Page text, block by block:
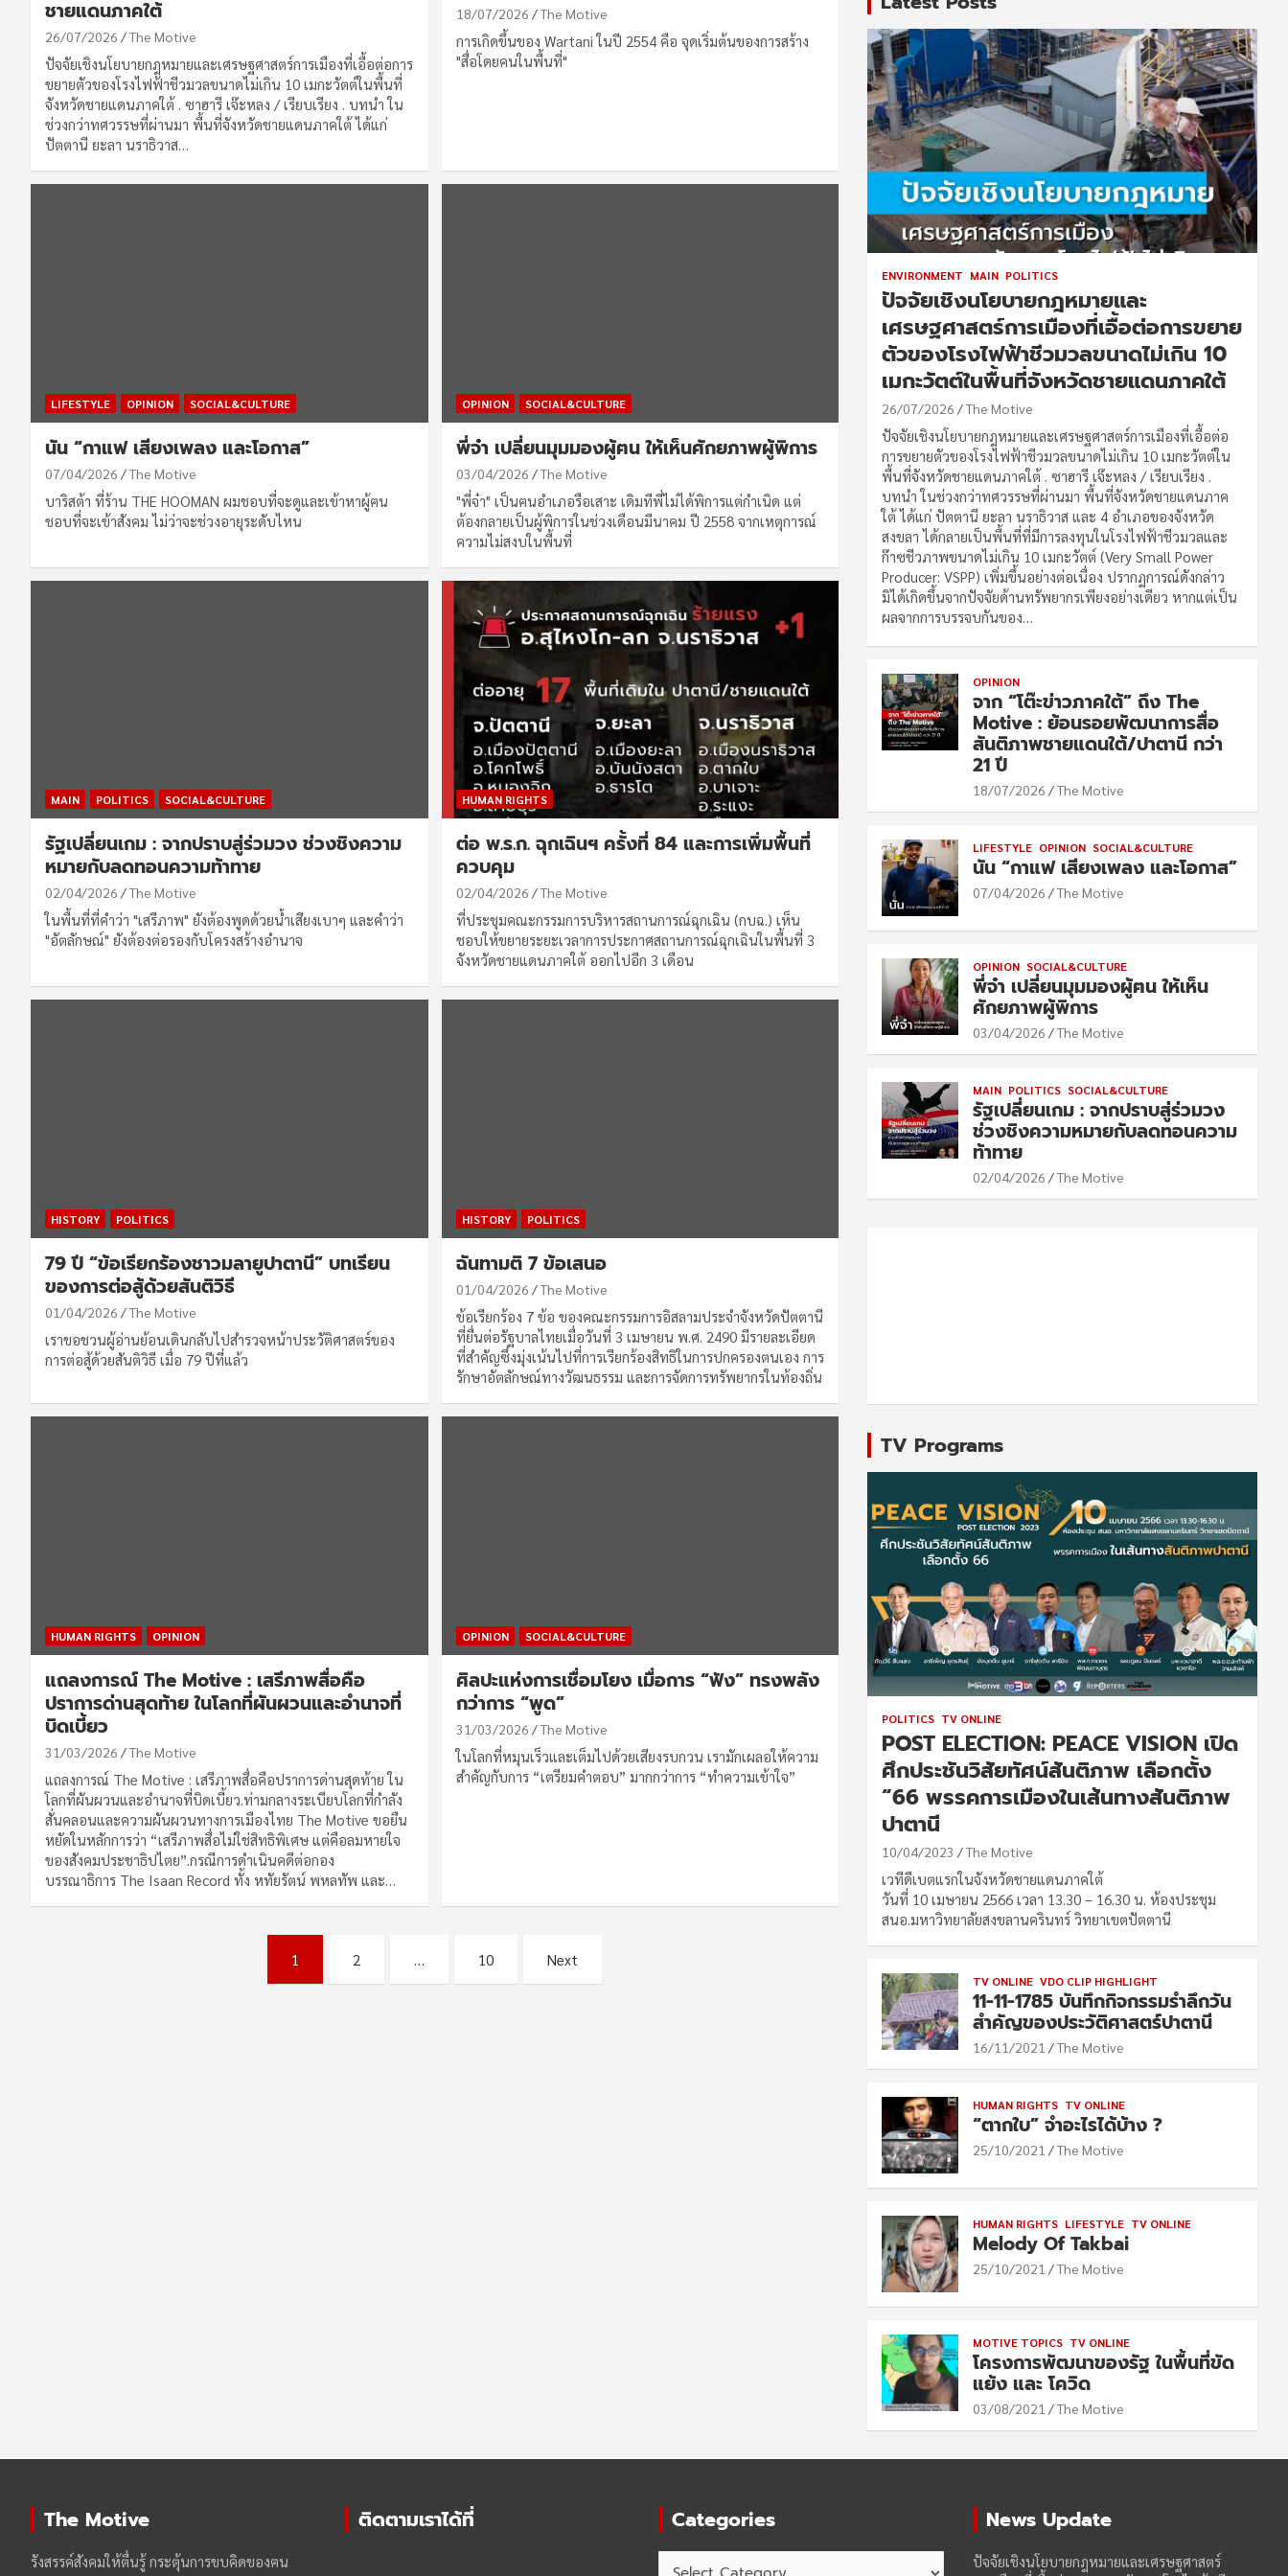
ชายแดนภาคใต้
26/07/2026 The Motive
ปัจจัยเชิงนโยบายกฎหมายและเศรษฐศาสตร์การเมืองที่เอื้อต่อการ
ขยายตัวของโรงไฟฟ้าชีวมวลขนาดไม่เกิน 10 เมกะวัตต์ในพื้นที่
จังหวัดชายแดนภาคใต้ . ซาฮารี เจ๊ะหลง / เรียบเรียง . บทนำ ใน
ช่วงกว่าทศวรรษที่ผ่านมา พื้นที่จังหวัดชายแดนภาคใต้ ได้แก่
ปัตตานี ยะลา นราธิวาส…
18/07/2026 The Motive
การเกิดขึ้นของ Wartani ในปี 2554 คือ จุดเริ่มต้นของการสร้าง
"สื่อโดยคนในพื้นที่"
LIFESTYLE OPINION SOCIAL&CULTURE
นัน “กาแฟ เสียงเพลง และโอกาส”
07/04/2026 The Motive
บาริสต้า ที่ร้าน THE HOOMAN ผมชอบที่จะดูและเข้าหาผู้ฅน
ชอบที่จะเข้าสังคม ไม่ว่าจะช่วงอายุระดับไหน
OPINION SOCIAL&CULTURE
พี่จ๋า เปลี่ยนมุมมองผู้ฅน ให้เห็นศักยภาพผู้พิการ
03/04/2026 The Motive
"พี่จ๋า" เป็นฅนอำเภอรือเสาะ เดิมทีพี่ไม่ได้พิการแต่กำเนิด แต่
ต้องกลายเป็นผู้พิการในช่วงเดือนมีนาคม ปี 2558 จากเหตุการณ์
ความไม่สงบในพื้นที่
MAIN POLITICS SOCIAL&CULTURE
รัฐเปลี่ยนเกม : จากปราบสู่ร่วมวง ช่วงชิงความ
หมายกับลดทอนความท้าทาย
02/04/2026 The Motive
ในพื้นที่ที่คำว่า "เสรีภาพ" ยังต้องพูดด้วยน้ำเสียงเบาๆ และคำว่า
"อัตลักษณ์" ยังต้องต่อรองกับโครงสร้างอำนาจ
HUMAN RIGHTS
ต่อ พ.ร.ก. ฉุกเฉินฯ ครั้งที่ 84 และการเพิ่มพื้นที่
ควบคุม
02/04/2026 The Motive
ที่ประชุมคณะกรรมการบริหารสถานการณ์ฉุกเฉิน (กบฉ.) เห็น
ชอบให้ขยายระยะเวลาการประกาศสถานการณ์ฉุกเฉินในพื้นที่ 3
จังหวัดชายแดนภาคใต้ ออกไปอีก 3 เดือน
HISTORY POLITICS
79 ปี “ข้อเรียกร้องชาวมลายูปาตานี” บทเรียน
ของการต่อสู้ด้วยสันติวิธี
01/04/2026 The Motive
เราขอชวนผู้อ่านย้อนเดินกลับไปสำรวจหน้าประวัติศาสตร์ของ
การต่อสู้ด้วยสันติวิธี เมื่อ 79 ปีที่แล้ว
HISTORY POLITICS
ฉันทามติ 7 ข้อเสนอ
01/04/2026 The Motive
ข้อเรียกร้อง 7 ข้อ ของคณะกรรมการอิสลามประจำจังหวัดปัตตานี
ที่ยื่นต่อรัฐบาลไทยเมื่อวันที่ 3 เมษายน พ.ศ. 2490 มีรายละเอียด
ที่สำคัญซึ่งมุ่งเน้นไปที่การเรียกร้องสิทธิในการปกครองตนเอง การ
รักษาอัตลักษณ์ทางวัฒนธรรม และการจัดการทรัพยากรในท้องถิ่น
HUMAN RIGHTS OPINION
แถลงการณ์ The Motive : เสรีภาพสื่อคือ
ปราการด่านสุดท้าย ในโลกที่ผันผวนและอำนาจที่
บิดเบี้ยว
31/03/2026 The Motive
แถลงการณ์ The Motive : เสรีภาพสื่อคือปราการด่านสุดท้าย ใน
โลกที่ผันผวนและอำนาจที่บิดเบี้ยว.ท่ามกลางระเบียบโลกที่กำลัง
สั่นคลอนและความผันผวนทางการเมืองไทย The Motive ขอยืน
หยัดในหลักการว่า “เสรีภาพสื่อไม่ใช่สิทธิพิเศษ แต่คือลมหายใจ
ของสังคมประชาธิปไตย”.กรณีการดำเนินคดีต่อกอง
บรรณาธิการ The Isaan Record ทั้ง หทัยรัตน์ พหลทัพ และ…
OPINION SOCIAL&CULTURE
ศิลปะแห่งการเชื่อมโยง เมื่อการ “ฟัง” ทรงพลัง
กว่าการ “พูด”
31/03/2026 The Motive
ในโลกที่หมุนเร็วและเต็มไปด้วยเสียงรบกวน เรามักเผลอให้ความ
สำคัญกับการ “เตรียมคำตอบ” มากกว่าการ “ทำความเข้าใจ”
1 2 … 10 Next
ENVIRONMENT MAIN POLITICS
ปัจจัยเชิงนโยบายกฎหมายและ
เศรษฐศาสตร์การเมืองที่เอื้อต่อการขยาย
ตัวของโรงไฟฟ้าชีวมวลขนาดไม่เกิน 10
เมกะวัตต์ในพื้นที่จังหวัดชายแดนภาคใต้
26/07/2026 The Motive
ปัจจัยเชิงนโยบายกฎหมายและเศรษฐศาสตร์การเมืองที่เอื้อต่อ
การขยายตัวของโรงไฟฟ้าชีวมวลขนาดไม่เกิน 10 เมกะวัตต์ใน
พื้นที่จังหวัดชายแดนภาคใต้ . ซาฮารี เจ๊ะหลง / เรียบเรียง .
บทนำ ในช่วงกว่าทศวรรษที่ผ่านมา พื้นที่จังหวัดชายแดนภาค
ใต้ ได้แก่ ปัตตานี ยะลา นราธิวาส และ 4 อำเภอของจังหวัด
สงขลา ได้กลายเป็นพื้นที่ที่มีการลงทุนในโรงไฟฟ้าชีวมวลและ
ก๊าซชีวภาพขนาดไม่เกิน 10 เมกะวัตต์ (Very Small Power
Producer: VSPP) เพิ่มขึ้นอย่างต่อเนื่อง ปรากฏการณ์ดังกล่าว
มิได้เกิดขึ้นจากปัจจัยด้านทรัพยากรเพียงอย่างเดียว หากแต่เป็น
ผลจากการบรรจบกันของ…
OPINION
จาก “โต๊ะข่าวภาคใต้” ถึง The
Motive : ย้อนรอยพัฒนาการสื่อ
สันติภาพชายแดนใต้/ปาตานี กว่า
21 ปี
18/07/2026 The Motive
LIFESTYLE OPINION SOCIAL&CULTURE
นัน “กาแฟ เสียงเพลง และโอกาส”
07/04/2026 The Motive
OPINION SOCIAL&CULTURE
พี่จ๋า เปลี่ยนมุมมองผู้ฅน ให้เห็น
ศักยภาพผู้พิการ
03/04/2026 The Motive
MAIN POLITICS SOCIAL&CULTURE
รัฐเปลี่ยนเกม : จากปราบสู่ร่วมวง
ช่วงชิงความหมายกับลดทอนความ
ท้าทาย
02/04/2026 The Motive
TV Programs
POLITICS TV ONLINE
POST ELECTION: PEACE VISION เปิด
ศึกประชันวิสัยทัศน์สันติภาพ เลือกตั้ง
“66 พรรคการเมืองในเส้นทางสันติภาพ
ปาตานี
10/04/2023 The Motive
เวทีดีเบตแรกในจังหวัดชายแดนภาคใต้
วันที่ 10 เมษายน 2566 เวลา 13.30 – 16.30 น. ห้องประชุม
สนอ.มหาวิทยาลัยสงขลานครินทร์ วิทยาเขตปัตตานี
TV ONLINE VDO CLIP HIGHLIGHT
11-11-1785 บันทึกกิจกรรมรำลึกวัน
สำคัญของประวัติศาสตร์ปาตานี
16/11/2021 The Motive
HUMAN RIGHTS TV ONLINE
“ตากใบ” จำอะไรได้บ้าง ?
25/10/2021 The Motive
HUMAN RIGHTS LIFESTYLE TV ONLINE
Melody Of Takbai
25/10/2021 The Motive
MOTIVE TOPICS TV ONLINE
โครงการพัฒนาของรัฐ ในพื้นที่ขัด
แย้ง และ โควิด
03/08/2021 The Motive
The Motive
รังสรรค์สังคมให้ตื่นรู้ กระตุ้นการขบคิดของฅน
ติดตามเราได้ที่ Categories News Update
ปัจจัยเชิงนโยบายกฎหมายและเศรษฐศาสตร์